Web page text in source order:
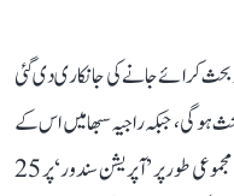
بحث کرائے جانے کی جانکاری دی گئی
سندور پر 16 گھنٹے کی بحث ہوگی، جبکہ راجیہ سبھا میں اس کے
لیے 9 گھنٹے مقرر کیے گئے ہیں۔ یعنی پارلیمنٹ میں مجموعی طور پر ’آپریشن سندور‘ پر 25